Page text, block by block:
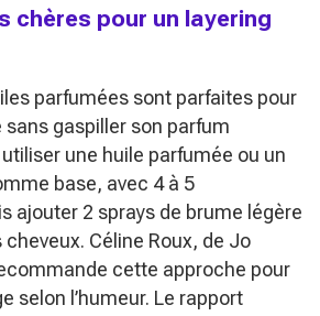
chères pour un layering
parfumées sont parfaites pour
sans gaspiller son parfum
une huile parfumée ou un
base, avec 4 à 5
ajouter 2 sprays de brume légère
Céline Roux, de Jo
cette approche pour
selon l’humeur. Le rapport